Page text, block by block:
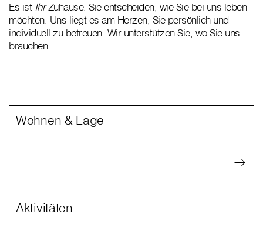
Es ist IhrZuhause: Sie entscheiden, wie Sie bei uns leben
möchten. Uns liegt es am Herzen, Sie persönlich und
individuell zu betreuen. Wir unterstützen Sie, wo Sie uns
brauchen.
Wohnen & Lage
Aktivitäten